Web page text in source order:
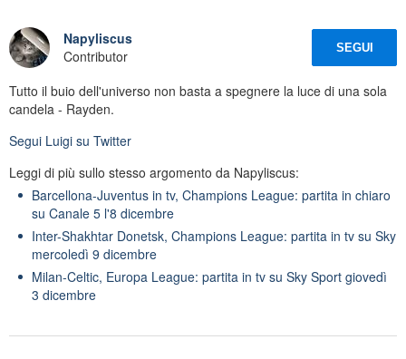
Napyliscus
Contributor
SEGUI
Tutto il buio dell'universo non basta a spegnere la luce di una sola
candela - Rayden.
Segui Luigi su Twitter
Leggi di più sullo stesso argomento da Napyliscus:
Barcellona-Juventus in tv, Champions League: partita in chiaro
su Canale 5 l'8 dicembre
Inter-Shakhtar Donetsk, Champions League: partita in tv su Sky
mercoledì 9 dicembre
Milan-Celtic, Europa League: partita in tv su Sky Sport giovedì
3 dicembre